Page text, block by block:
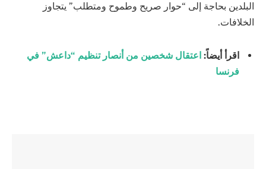
البلدين بحاجة إلى “حوار صريح وطموح ومتطلب” يتجاوز
الخلافات.
اقرأ أيضاً: اعتقال شخصين من أنصار تنظيم “داعش” في
فرنسا